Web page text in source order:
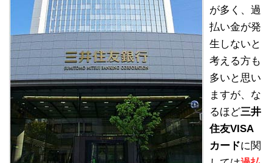
が多く、過
払い金が発
生しないと
考える方も
多いと思い
ますが、な
るほど三井
住友VISA
カードに関